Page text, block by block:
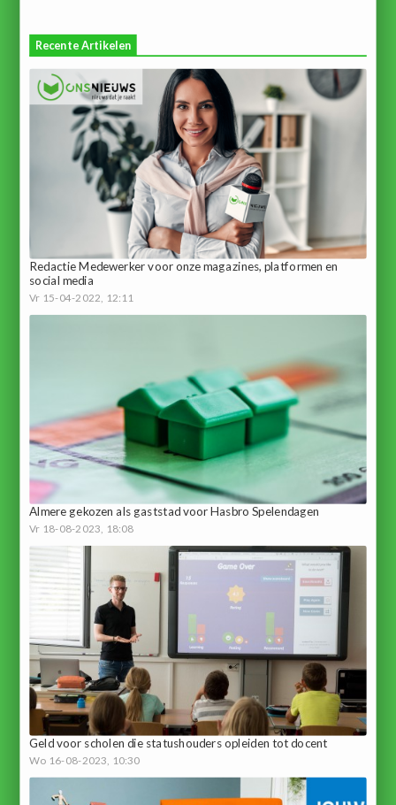
Recente Artikelen
Redactie Medewerker voor onze magazines, platformen en
social media
Vr 15-04-2022, 12:11
Almere gekozen als gaststad voor Hasbro Spelendagen
Vr 18-08-2023, 18:08
Geld voor scholen die statushouders opleiden tot docent
Wo 16-08-2023, 10:30